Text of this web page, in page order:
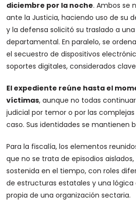
diciembre por la noche. Ambos se
ante la Justicia, haciendo uso de su
y la defensa solicitó su traslado a
departamental. En paralelo, se
el secuestro de dispositivos
soportes digitales, considerados
El expediente reúne hasta el
víctimas, aunque no todas
judicial por temor o por las
caso. Sus identidades se mantienen
Para la fiscalía, los elementos
que no se trata de episodios
sostenida en el tiempo, con roles
de estructuras estatales y una
propia de una organización sectaria.